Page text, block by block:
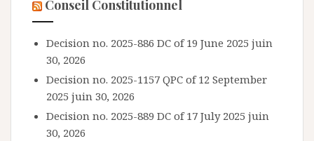
Conseil Constitutionnel
Decision no. 2025-886 DC of 19 June 2025 juin
30, 2026
Decision no. 2025-1157 QPC of 12 September
2025 juin 30, 2026
Decision no. 2025-889 DC of 17 July 2025 juin
30, 2026